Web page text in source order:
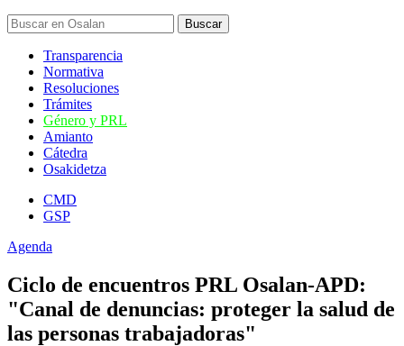
Transparencia
Normativa
Resoluciones
Trámites
Género y PRL
Amianto
Cátedra
Osakidetza
CMD
GSP
Agenda
Ciclo de encuentros PRL Osalan-APD:
"Canal de denuncias: proteger la salud de
las personas trabajadoras"